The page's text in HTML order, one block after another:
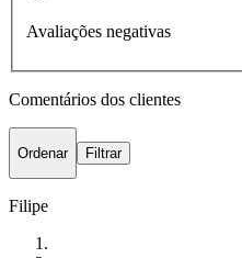
Avaliações negativas
Comentários dos clientes
Ordenar Filtrar
Filipe